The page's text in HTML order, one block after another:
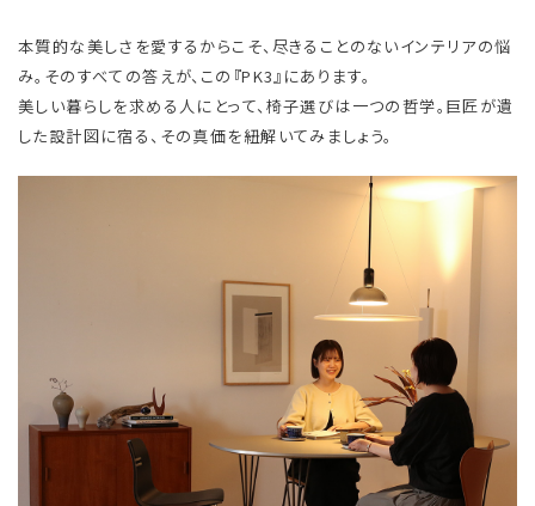
本質的な美しさを愛するからこそ、尽きることのないインテリアの悩
み。そのすべての答えが、この『PK3』にあります。
美しい暮らしを求める人にとって、椅子選びは一つの哲学。巨匠が遺
した設計図に宿る、その真価を紐解いてみましょう。